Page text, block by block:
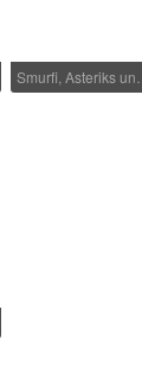
Smurfi, Asteriks un…